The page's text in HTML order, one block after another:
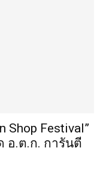
Shop Festival”
อ.ต.ก. การันตี